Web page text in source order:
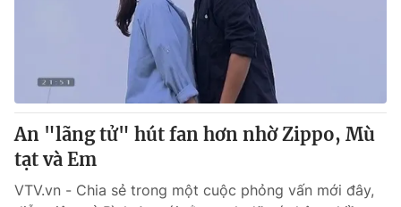
An "lãng tử" hút fan hơn nhờ Zippo, Mù
tạt và Em
VTV.vn - Chia sẻ trong một cuộc phỏng vấn mới đây,